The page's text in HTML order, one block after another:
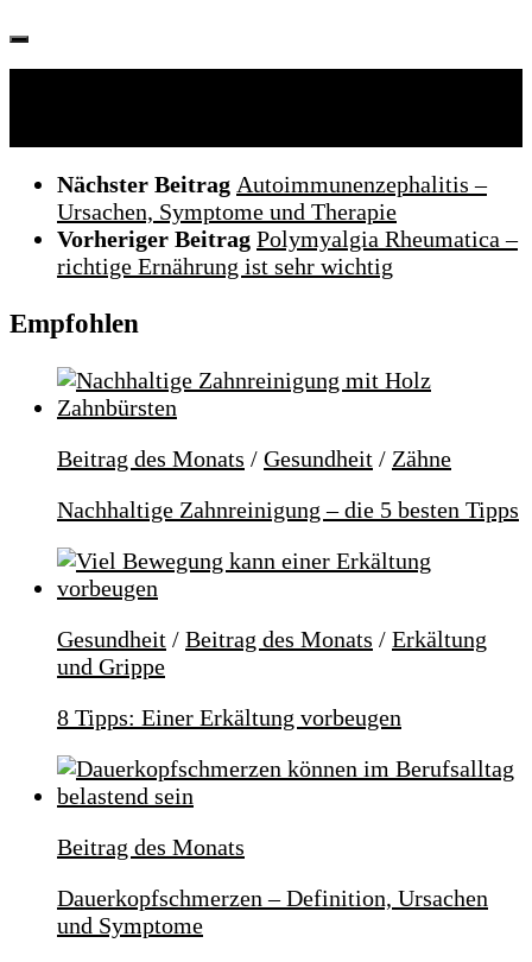
Nächster Beitrag Autoimmunenzephalitis –
Ursachen, Symptome und Therapie
Vorheriger Beitrag Polymyalgia Rheumatica –
richtige Ernährung ist sehr wichtig
Empfohlen
Beitrag des Monats / Gesundheit / Zähne
Nachhaltige Zahnreinigung – die 5 besten Tipps
Gesundheit / Beitrag des Monats / Erkältung
und Grippe
8 Tipps: Einer Erkältung vorbeugen
Beitrag des Monats
Dauerkopfschmerzen – Definition, Ursachen
und Symptome